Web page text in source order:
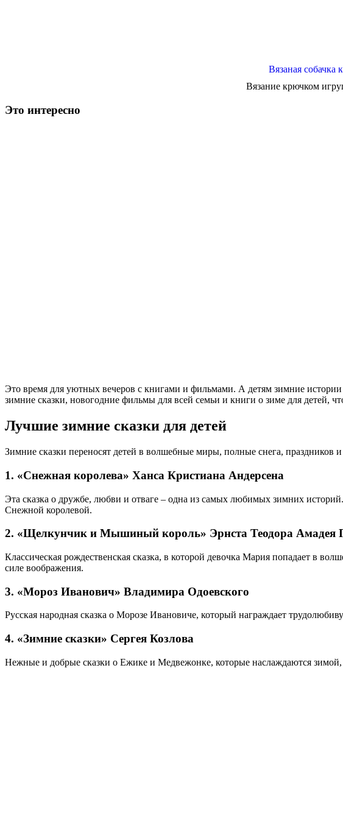
Вязаная собачка
Вязание крючком
Это интересно
Это время для уютных вечеров с книгами и фильмами. А детям зимние
зимние сказки, новогодние фильмы для всей семьи и книги о зиме для детей,
Лучшие зимние сказки для детей
Зимние сказки переносят детей в волшебные миры, полные снега, праздников
1. «Снежная королева» Ханса Кристиана Андерсена
Эта сказка о дружбе, любви и отваге – одна из самых любимых зимних
Снежной королевой.
2. «Щелкунчик и Мышиный король» Эрнста Теодора Амадея
Классическая рождественская сказка, в которой девочка Мария попадает
силе воображения.
3. «Мороз Иванович» Владимира Одоевского
Русская народная сказка о Морозе Ивановиче, который награждает
4. «Зимние сказки» Сергея Козлова
Нежные и добрые сказки о Ежике и Медвежонке, которые наслаждаются